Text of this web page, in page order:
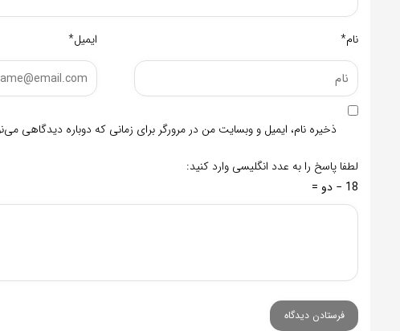
نام* ایمیل*
ذخیره نام، ایمیل و وبسایت من در مرورگر برای زمانی که دوباره دیدگاهی
لطفا پاسخ را به عدد انگلیسی وارد کنید:
18 − دو =